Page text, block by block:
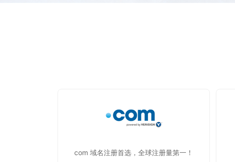
com 域名注册首选，全球注册量第一！